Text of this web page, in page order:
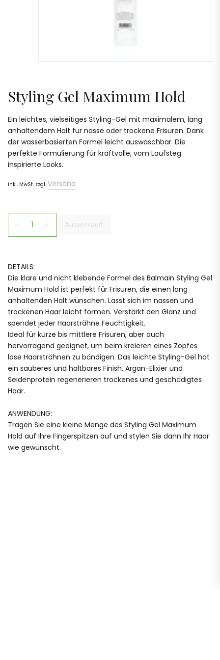
Styling Gel Maximum Hold
Ein leichtes, vielseitiges Styling-Gel mit maximalem, lang
anhaltendem Halt für nasse oder trockene Frisuren. Dank
der wasserbasierten Formel leicht auswaschbar. Die
perfekte Formulierung für kraftvolle, vom Laufsteg
inspirierte Looks.
inkl. MwSt. zzgl. Versand
Ausverkauft
DETAILS:
Die klare und nicht klebende Formel des Balmain Styling Gel
Maximum Hold ist perfekt für Frisuren, die einen lang
anhaltenden Halt wünschen. Lässt sich im nassen und
trockenen Haar leicht formen. Verstärkt den Glanz und
spendet jeder Haarsträhne Feuchtigkeit.
Ideal für kurze bis mittlere Frisuren, aber auch
hervorragend geeignet, um beim kreieren eines Zopfes
lose Haarsträhnen zu bändigen. Das leichte Styling-Gel hat
ein sauberes und haltbares Finish. Argan-Elixier und
Seidenprotein regenerieren trockenes und geschädigtes
Haar.
ANWENDUNG:
Tragen Sie eine kleine Menge des Styling Gel Maximum
Hold auf Ihre Fingerspitzen auf und stylen Sie dann Ihr Haar
wie gewünscht.